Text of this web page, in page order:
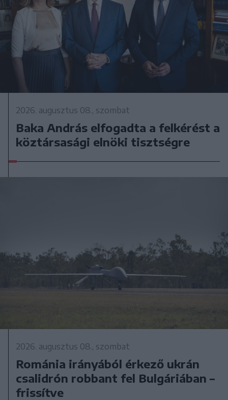
2026. augusztus 08., szombat
Baka András elfogadta a felkérést a
köztársasági elnöki tisztségre
2026. augusztus 08., szombat
Románia irányából érkező ukrán
csalidrón robbant fel Bulgáriában –
frissítve